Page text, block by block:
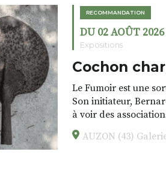
RECOMMANDATION
DU 02 AOÛT
Expositions
Cochon
Le Fumoir est une
Son initiateur,
à voir des
drôles, parfois
éclectiques font.
AUZON (43)